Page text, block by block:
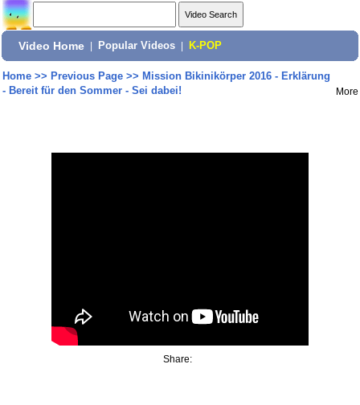
Video Home Popular Videos K-POP
Home>> Previous Page>> Mission Bikinikörper 2016 - Erklärung
- Bereit für den Sommer - Sei dabei!
More
Share: